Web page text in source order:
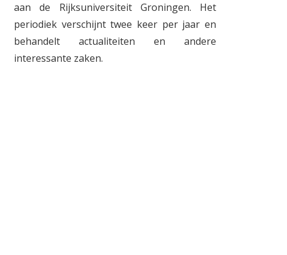
aan de Rijksuniversiteit Groningen. Het
periodiek verschijnt twee keer per jaar en
behandelt actualiteiten en andere
interessante zaken.